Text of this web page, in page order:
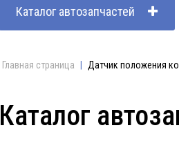
Каталог автозапчастей
Главная страница Датчик положения
Каталог